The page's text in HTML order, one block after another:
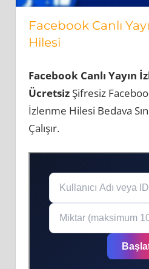
Facebook Canlı
Hilesi
Facebook Canlı Yayın
ÜcretsizŞifresiz
İzlenme Hilesi Bedava
Çalışır.